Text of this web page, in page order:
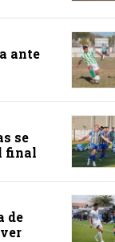
ante
se
final
de